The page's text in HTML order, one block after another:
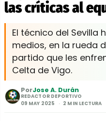
las críticas al
El técnico del Sevilla
medios, en la rueda
partido que les
Celta de Vigo.
PorJose A. Durán
REDACTOR DEPORTIVO
09 MAY 2025
2 MIN LECTURA